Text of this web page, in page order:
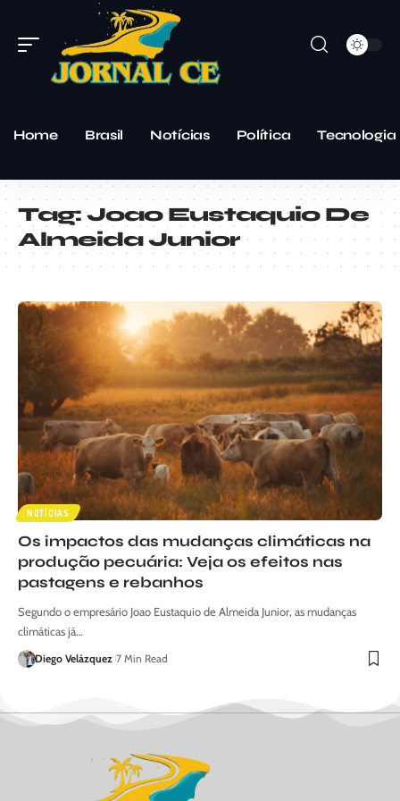
Home Brasil Notícias Política Tecnologia
Tag:Joao Eustaquio De
Almeida Junior
NOTÍCIAS
Os impactos das mudanças climáticas na
produção pecuária: Veja os efeitos nas
pastagens e rebanhos
Segundo o empresário Joao Eustaquio de Almeida Junior, as mudanças
climáticas já…
Diego Velázquez 7 Min Read